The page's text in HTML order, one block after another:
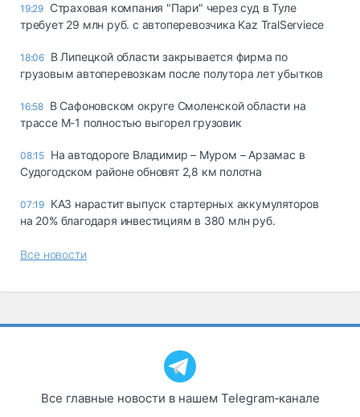
19:29 Страховая компания "Пари" через суд в Туле
требует 29 млн руб. с автоперевозчика Kaz TralServiece
18:06 В Липецкой области закрывается фирма по
грузовым автоперевозкам после полутора лет убытков
16:58 В Сафоновском округе Смоленской области на
трассе М-1 полностью выгорел грузовик
08:15 На автодороге Владимир – Муром – Арзамас в
Судогодском районе обновят 2,8 км полотна
07:19 КАЗ нарастит выпуск стартерных аккумуляторов
на 20% благодаря инвестициям в 380 млн руб.
Все новости
Все главные новости в нашем Telegram‑канале